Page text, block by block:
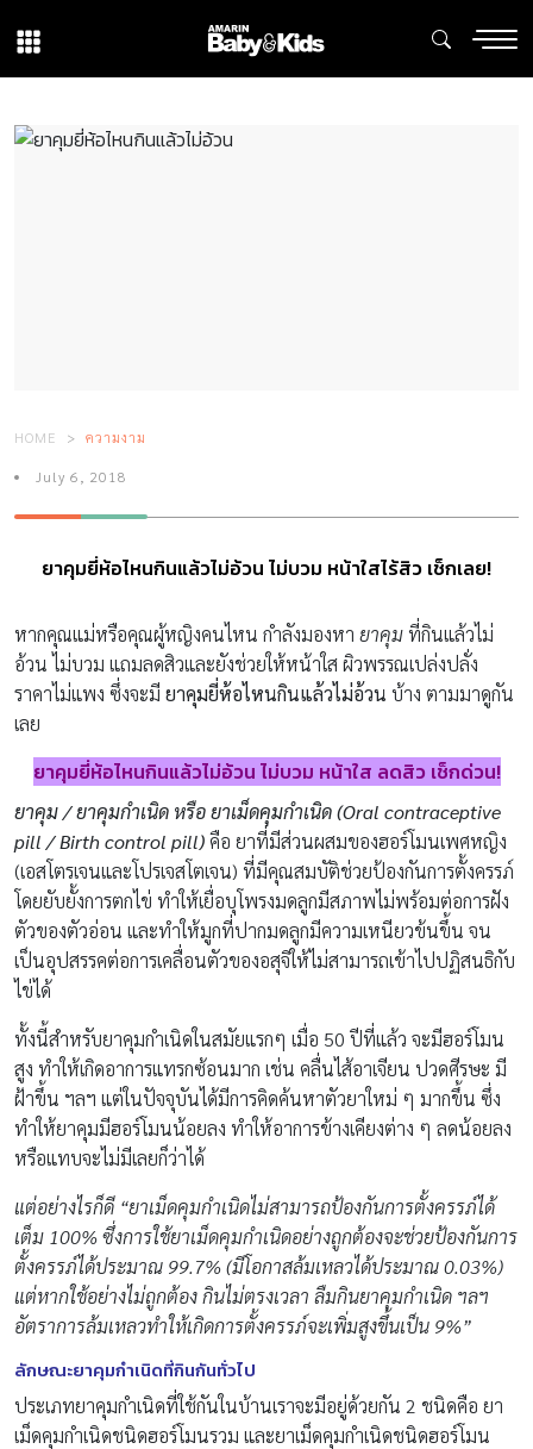
HOME ความงาม
July 6, 2018
ยาคุมยี่ห้อไหนกินแล้วไม่อ้วน ไม่บวม หน้าใสไร้สิว เช็กเลย!
หากคุณแม่หรือคุณผู้หญิงคนไหน กำลังมองหา ยาคุม ที่กินแล้วไม่
อ้วน ไม่บวม แถมลดสิวและยังช่วยให้หน้าใส ผิวพรรณเปล่งปลั่ง
ราคาไม่แพง ซึ่งจะมี ยาคุมยี่ห้อไหนกินแล้วไม่อ้วน บ้าง ตามมาดูกัน
เลย
ยาคุมยี่ห้อไหนกินแล้วไม่อ้วน ไม่บวม หน้าใส ลดสิว เช็กด่วน!
ยาคุม / ยาคุมกำเนิด หรือ ยาเม็ดคุมกำเนิด (Oral contraceptive
pill / Birth control pill)คือ ยาที่มีส่วนผสมของฮอร์โมนเพศหญิง
(เอสโตรเจนและโปรเจสโตเจน) ที่มีคุณสมบัติช่วยป้องกันการตั้งครรภ์
โดยยับยั้งการตกไข่ ทำให้เยื่อบุโพรงมดลูกมีสภาพไม่พร้อมต่อการฝัง
ตัวของตัวอ่อน และทำให้มูกที่ปากมดลูกมีความเหนียวข้นขึ้น จน
เป็นอุปสรรคต่อการเคลื่อนตัวของอสุจิให้ไม่สามารถเข้าไปปฏิสนธิกับ
ไข่ได้
ทั้งนี้สำหรับยาคุมกำเนิดในสมัยแรกๆ เมื่อ 50 ปีที่แล้ว จะมีฮอร์โมน
สูง ทำให้เกิดอาการแทรกซ้อนมาก เช่น คลื่นไส้อาเจียน ปวดศีรษะ มี
ฝ้าขึ้น ฯลฯ แต่ในปัจจุบันได้มีการคิดค้นหาตัวยาใหม่ ๆ มากขึ้น ซึ่ง
ทำให้ยาคุมมีฮอร์โมนน้อยลง ทำให้อาการข้างเคียงต่าง ๆ ลดน้อยลง
หรือแทบจะไม่มีเลยก็ว่าได้
แต่อย่างไรก็ดี “ยาเม็ดคุมกำเนิดไม่สามารถป้องกันการตั้งครรภ์ได้
เต็ม 100% ซึ่งการใช้ยาเม็ดคุมกำเนิดอย่างถูกต้องจะช่วยป้องกันการ
ตั้งครรภ์ได้ประมาณ 99.7% (มีโอกาสล้มเหลวได้ประมาณ 0.03%)
แต่หากใช้อย่างไม่ถูกต้อง กินไม่ตรงเวลา ลืมกินยาคุมกำเนิด ฯลฯ
อัตราการล้มเหลวทำให้เกิดการตั้งครรภ์จะเพิ่มสูงขึ้นเป็น 9%”
ลักษณะยาคุมกำเนิดที่กินกันทั่วไป
ประเภทยาคุมกำเนิดที่ใช้กันในบ้านเราจะมีอยู่ด้วยกัน 2 ชนิดคือ ยา
เม็ดคุมกำเนิดชนิดฮอร์โมนรวม และยาเม็ดคุมกำเนิดชนิดฮอร์โมน